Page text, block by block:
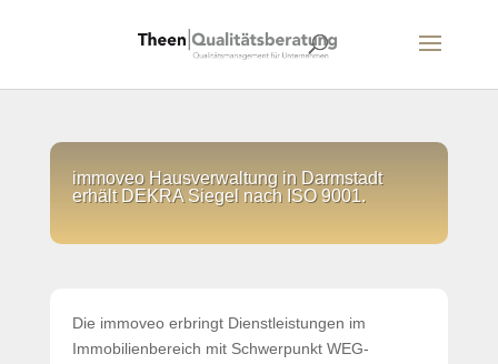
immoveo Hausverwaltung in Darmstadt
erhält DEKRA Siegel nach ISO 9001.
Die immoveo erbringt Dienstleistungen im
Immobilienbereich mit Schwerpunkt WEG-